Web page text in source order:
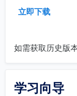
立即下载
如需获取历史版
学习向导